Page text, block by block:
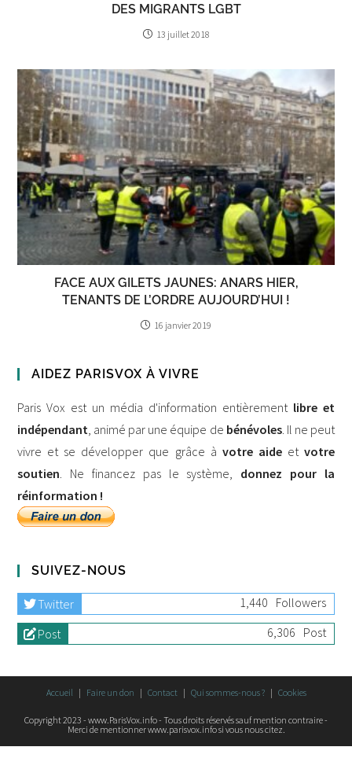
DES MIGRANTS LGBT
13 juillet 2018
FACE AUX GILETS JAUNES: ANARS HIER,
TENANTS DE L’ORDRE AUJOURD’HUI !
16 janvier 2019
AIDEZ PARISVOX À VIVRE
Paris Vox est un média d'information entièrement libre et
indépendant, animé par une équipe de bénévoles. Il ne peut
vivre et se développer que grâce à votre aideet votre
soutien. Ne financez pas le système, donnez pour la
réinformation !
SUIVEZ-NOUS
Twitter 1,440 Followers
Post
6,306 Post
Accueil Faire un don Contact Qui sommes-nous ? Cookies
Copyright 2023 - www.ParisVox.info - Tous droits réservés sauf mention contraire -
Merci de mentionner www.parisvox.info si vous nous citez.